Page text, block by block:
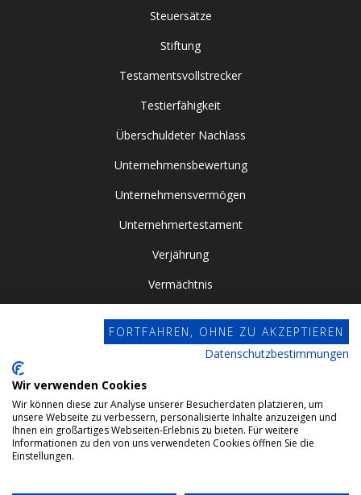
Steuersätze
Stiftung
Testamentsvollstrecker
Testierfähigkeit
Überschuldeter Nachlass
Unternehmensbewertung
Unternehmensvermögen
Unternehmertestament
Verjährung
Vermächtnis
Vorsorgevollmacht
Datenschutz
Impressum
FORTFAHREN, OHNE ZU AKZEPTIEREN
Datenschutzbestimmungen
Wir verwenden Cookies
Wir können diese zur Analyse unserer Besucherdaten platzieren, um
unsere Webseite zu verbessern, personalisierte Inhalte anzuzeigen und
Ihnen ein großartiges Webseiten-Erlebnis zu bieten. Für weitere
Informationen zu den von uns verwendeten Cookies öffnen Sie die
Einstellungen.